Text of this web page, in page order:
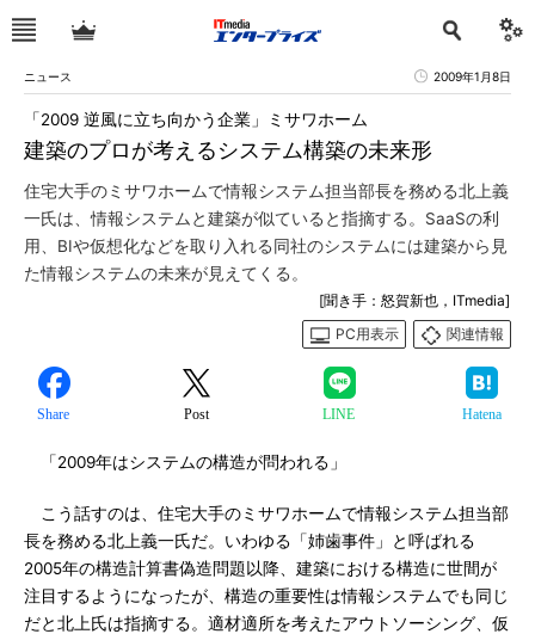
ニュース 2009年1月8日
建築のプロが考えるシステム構築の未来形
「2009 逆風に立ち向かう企業」ミサワホーム
住宅大手のミサワホームで情報システム担当部長を務める北上義
一氏は、情報システムと建築が似ていると指摘する。SaaSの利
用、BIや仮想化などを取り入れる同社のシステムには建築から見
た情報システムの未来が見えてくる。
[聞き手：怒賀新也，ITmedia]
PC用表示
関連情報
Share Post LINE Hatena
「2009年はシステムの構造が問われる」
こう話すのは、住宅大手のミサワホームで情報システム担当部
長を務める北上義一氏だ。いわゆる「姉歯事件」と呼ばれる
2005年の構造計算書偽造問題以降、建築における構造に世間が
注目するようになったが、構造の重要性は情報システムでも同じ
だと北上氏は指摘する。適材適所を考えたアウトソーシング、仮